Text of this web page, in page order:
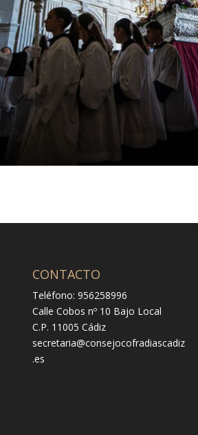
CONTACTO
Teléfono: 956258996
Calle Cobos nº 10 Bajo Local
C.P. 11005 Cádiz
secretaria@consejocofradiascadiz
.es